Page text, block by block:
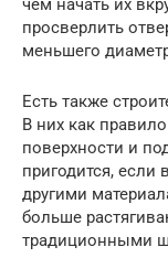
чем начать их
просверлить
меньшего
Есть также
В них как
поверхности и
пригодится, если
другими
больше
традиционными